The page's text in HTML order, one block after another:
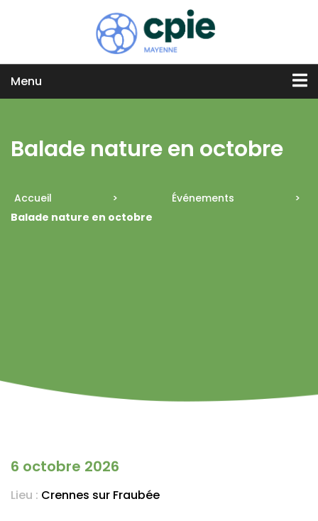
Menu
Balade nature en octobre
Accueil > Événements
>
Balade nature en octobre
6 octobre 2026
Lieu : Crennes sur Fraubée